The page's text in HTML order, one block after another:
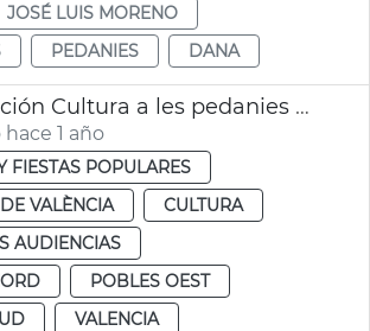
JOSÉ LUIS MORENO
PEDANIES DANA
Programación Cultura a les pedanies València
1 año
FIESTAS POPULARES
VALÈNCIA
CULTURA
AUDIENCIAS
POBLES OEST
VALENCIA